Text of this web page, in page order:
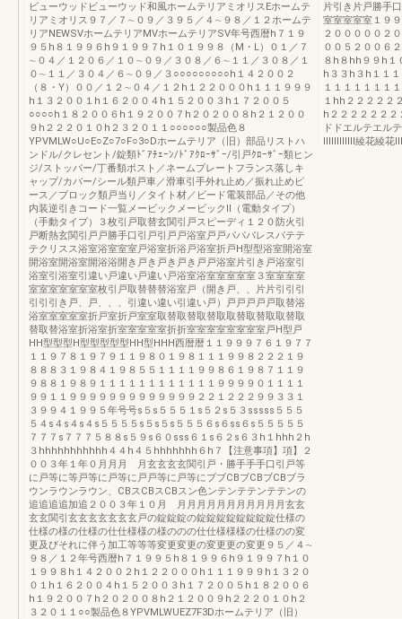
ビューウッドビューウッド和風ホームテリアミオリスEホームテ
リアミオリス９７／７∼０９／３９５／４∼９８／１２ホームテ
リアNEWSVホームテリアMVホームテリアSV年号西暦h７１９
９５h８１９９６h９１９９７h１０１９９８（M・L）０１／７
∼０４／１２０６／１０∼０９／３０８／６∼１１／３０８／１
０∼１１／３０４／６∼０９／３○○○○○○○○○h１４２００２
（８・Y）００／１２∼０４／１２h１２２０００h１１１９９９
h１３２００１h１６２００４h１５２００３h１７２００５
○○○○h１８２００６h１９２００７h２０２００８h２１２００
９h２２２０１０h２３２０１１○○○○○○製品色８
YPVMLW○U○E○Z○7○F○3○Dホームテリア（旧）部品リストハ
ンドル/クレセント/錠類ﾄﾞｱﾁｪｰﾝ/ﾄﾞｱｸﾛｰｻﾞｰ/引戸ｸﾛｰｻﾞｰ類ヒン
ジ/ストッパー/丁番類ポスト／ネームプレートフランス落しキ
ャップ/カバー/シール類戸車／滑車引手外れ止め／振れ止めピ
ース／ブロック類戸当り／タイト材／ビード電装部品／その他
内装逆引きコード一覧メービックメービックⅡ（電動タイプ）
（手動タイプ）３枚引戸取替玄関引戸スピーディ１２０防火引
戸断熱玄関引戸戸勝手口引戸引戸戸浴室戸戸パパパレスパテテ
テクリスス浴室浴室室室戸浴室折浴戸浴室折戸H型型浴室開浴室
開浴室開浴室開浴浴開き戸き戸き戸き戸戸浴室片引き戸浴室引
浴室引浴室引違い戸違い戸違い戸浴室浴室室室室室３室室室室
室室室室室室室枚引戸取替替替浴室戸（開き戸、、片片引引引
引引引き戸、戸、、、引違い違い引違い戸）戸戸戸戸戸取替浴
浴室室室室室折戸室折戸室室取替取替取替取取替取替取取替取
替取替浴室折浴室折室室室室室折折室室室室室室室室戸H型戸
HH型型型H型型型型型HH型HHH西暦暦１１９９９７６１９７７
１１９７８１９７９１１９８０１９８１１１９９８２２２１９
８８８３１９８４１９８５５１１１１９９８６１９８７１１９
９８８１９８９１１１１１１１１１１１１９９９９０１１１１
９９１１９９９９９９９９９９９９９２２１２２２９９３３１
３９９４１９９５年号号s５s５５５１s５２s５３sssss５５５
５４s４s４s４s５５５５s５s５s５５５６s６ss６s５５５５５
７７７s７７７５８８s５９s６０sss６１s６２s６３h１hhh２h
３hhhhhhhhhhh４４h４５hhhhhhh６h７【注意事項】項】２
００３年１年０月月月 月玄玄玄玄関引戸・勝手手手口引戸等
に戸等に等戸等に戸等に戸戸等に戸等にブブCBブCBブCBブラ
ウンラウンラウン、CBスCBスCBスン色ンテンテテンテテンの
追追追追加追２００３年１０月 月月月月月月月月月月月玄玄
玄玄関引玄玄玄玄玄玄玄戸の錠錠錠の錠錠錠錠錠錠錠錠仕様の
仕様の様の仕様の仕仕様様の様ののの仕仕様様様の仕様のの変
更及びそれに伴う加工等等等変更変更の変更更の変更９５／４∼
９８／１２年号西暦h７１９９５h８１９９６h９１９９７h１０
１９９８h１４２００２h１２２０００h１１１９９９h１３２０
０１h１６２００４h１５２００３h１７２００５h１８２００６
h１９２００７h２０２００８h２１２００９h２２２０１０h２
３２０１１○○製品色８YPVMLWUEZ7F3Dホームテリア（旧）
片引き片戸勝手
室室室室室１９
２０００００２
００５２００６
８h８hh９９h１
h３３h３h１１
１１１１１１１
１hh２２２２２
h２２２２２２
ドドエルテエル
ⅡⅡⅡⅡⅡⅡ綾花綾花